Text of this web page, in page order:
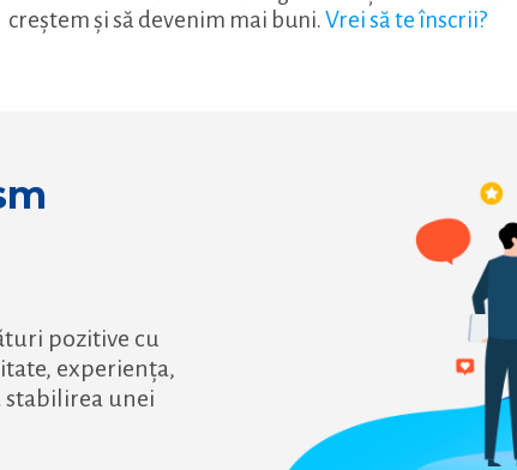
creștem și să devenim mai buni.Vrei să te înscrii?
pozitive cu
experiența,
stabilirea unei